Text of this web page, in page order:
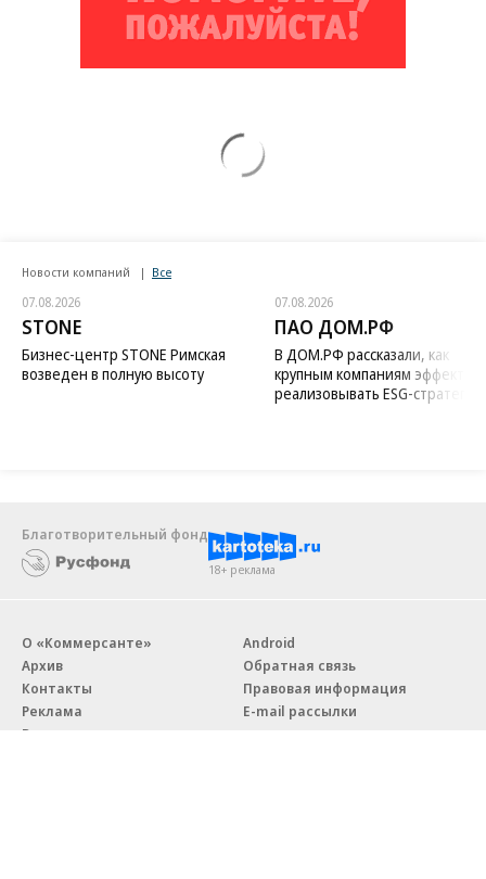
Новости компаний Все
07.08.2026
STONE
Бизнес-центр STONE Римская
возведен в полную высоту
07.08.2026
ПАО ДОМ.РФ
В ДОМ.РФ рассказали, как
крупным компаниям
реализовывать ESG-стратегию
Благотворительный фонд
18+ реклама
О «Коммерсанте»
Архив
Контакты
Реклама
Вакансии
Android
Обратная связь
Правовая информация
E-mail рассылки